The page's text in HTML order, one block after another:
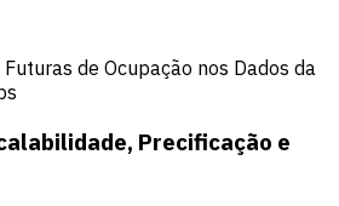
de Ocupação nos Dados da
Precificação e